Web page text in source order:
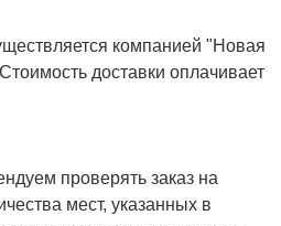
компанией "Новая
доставки оплачивает
проверять заказ на
мест, указанных в